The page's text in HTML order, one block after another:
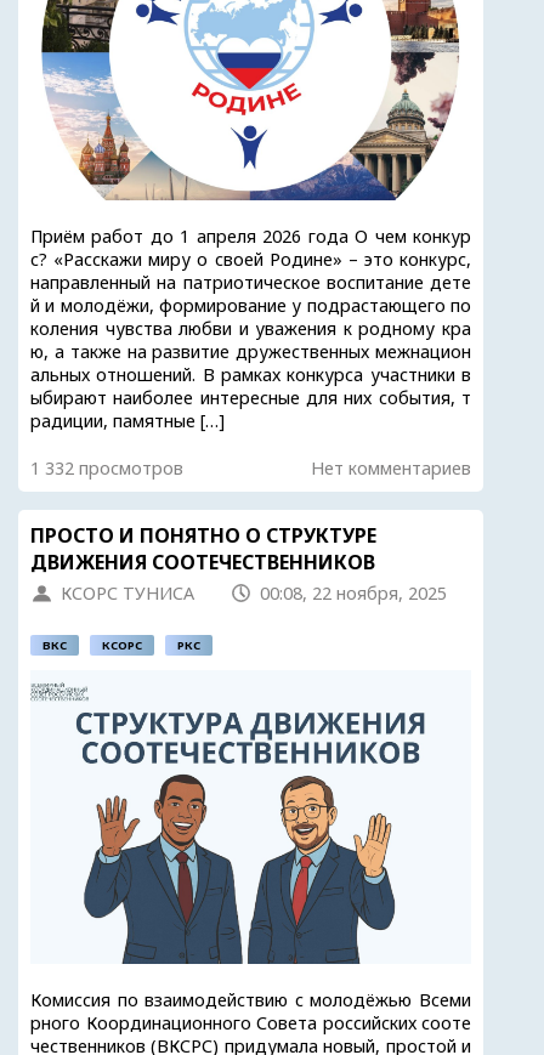
Приём работ до 1 апреля 2026 года О чем конкур
с? «Расскажи миру о своей Родине» – это конкурс,
направленный на патриотическое воспитание дете
й и молодёжи, формирование у подрастающего по
коления чувства любви и уважения к родному кра
ю, а также на развитие дружественных межнацион
альных отношений. В рамках конкурса участники в
ыбирают наиболее интересные для них события, т
радиции, памятные […]
1 332 просмотров Нет комментариев
ПРОСТО И ПОНЯТНО О СТРУКТУРЕ
ДВИЖЕНИЯ СООТЕЧЕСТВЕННИКОВ
КСОРС ТУНИСА 00:08, 22 ноября, 2025
ВКС КСОРС РКС
Комиссия по взаимодействию с молодёжью Всеми
рного Координационного Совета российских сооте
чественников (ВКСРС) придумала новый, простой и